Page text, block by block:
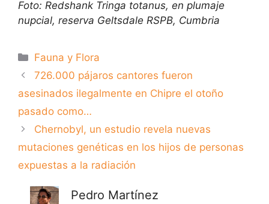
Foto: Redshank Tringa totanus, en plumaje
nupcial, reserva Geltsdale RSPB, Cumbria
Categorías
Fauna y Flora
726.000 pájaros cantores fueron
asesinados ilegalmente en Chipre el otoño
pasado como…
Chernobyl, un estudio revela nuevas
mutaciones genéticas en los hijos de personas
expuestas a la radiación
Pedro Martínez